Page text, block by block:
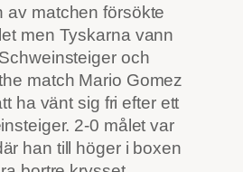
av matchen försökte
men Tyskarna vann
och
match Mario Gomez
ha vänt sig fri efter ett
2-0 målet var
han till höger i boxen